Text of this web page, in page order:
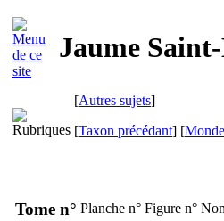
Jaume
[Autres sujets]
[Taxon précédant] [
Tome n° Planche n° Figure n°